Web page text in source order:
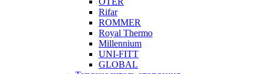
Rifar
ROMMER
Royal Thermo
Millennium
UNI-FITT
GLOBAL